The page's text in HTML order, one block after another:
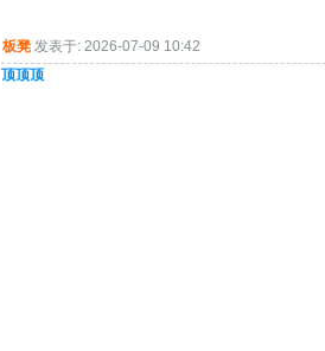
板凳 发表于: 2026-07-09 10:42
顶顶顶